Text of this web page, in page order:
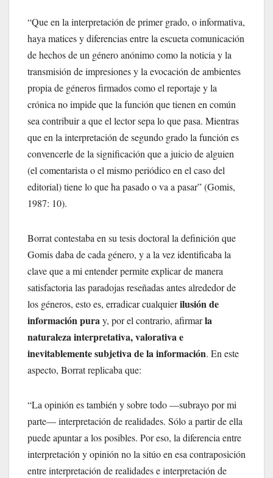
“Que en la interpretación de primer grado, o informativa,
haya matices y diferencias entre la escueta comunicación
de hechos de un género anónimo como la noticia y la
transmisión de impresiones y la evocación de ambientes
propia de géneros firmados como el reportaje y la
crónica no impide que la función que tienen en común
sea contribuir a que el lector sepa lo que pasa. Mientras
que en la interpretación de segundo grado la función es
convencerle de la significación que a juicio de alguien
(el comentarista o el mismo periódico en el caso del
editorial) tiene lo que ha pasado o va a pasar” (Gomis,
1987: 10).
Borrat contestaba en su tesis doctoral la definición que
Gomis daba de cada género, y a la vez identificaba la
clave que a mi entender permite explicar de manera
satisfactoria las paradojas reseñadas antes alrededor de
los géneros, esto es, erradicar cualquierilusión de
información puray, por el contrario, afirmarla
naturaleza interpretativa, valorativa e
inevitablemente subjetiva de la información. En este
aspecto, Borrat replicaba que:
“La opinión es también y sobre todo —subrayo por mi
parte— interpretación de realidades. Sólo a partir de ella
puede apuntar a los posibles. Por eso, la diferencia entre
interpretación y opinión no la sitúo en esa contraposición
entre interpretación de realidades e interpretación de